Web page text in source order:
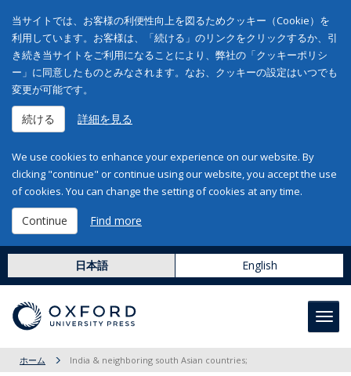
当サイトでは、お客様の利便性向上を図るためクッキー（Cookie）を
利用しています。お客様は、「続ける」のリンクをクリックするか、引
き続き当サイトをご利用になることにより、弊社の「クッキーポリシ
ー」に同意したものとみなされます。なお、クッキーの設定はいつでも
変更が可能です。
続ける 詳細を見る
We use cookies to enhance your experience on our website. By
clicking "continue" or continue using our website, you accept the use
of cookies. You can change the setting of cookies at any time.
Continue Find more
日本語 English
ホーム India & neighboring south Asian countries;